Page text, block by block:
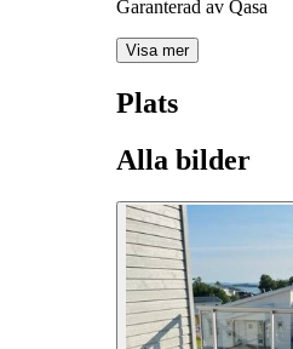
Garanterad av Qasa
Visa mer
Plats
Alla bilder